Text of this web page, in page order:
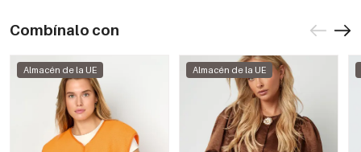
Combínalo con
Almacén de la UE Almacén de la UE